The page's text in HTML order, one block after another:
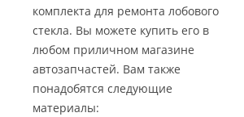
комплекта для ремонта лобового
стекла. Вы можете купить его в
любом приличном магазине
автозапчастей. Вам также
понадобятся следующие
материалы: